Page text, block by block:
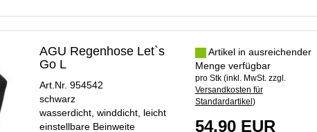
AGU Regenhose Let`s
Go L
Art.Nr. 954542
schwarz
wasserdicht, winddicht, leicht
einstellbare Beinweite
Artikel in ausreichender
Menge verfügbar
pro Stk (inkl. MwSt. zzgl.
Versandkosten für
Standardartikel )
54,90 EUR